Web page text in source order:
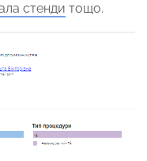
стенди тощо.